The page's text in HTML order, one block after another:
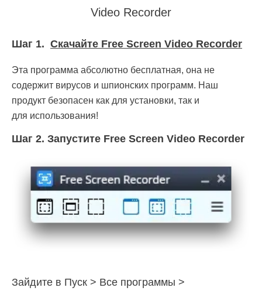
Video Recorder
Шаг 1. Скачайте Free Screen Video Recorder
Эта программа абсолютно бесплатная, она не
содержит вирусов и шпионских программ. Наш
продукт безопасен как для установки, так и
для использования!
Шаг 2. Запустите Free Screen Video Recorder
Зайдите в Пуск > Все программы >